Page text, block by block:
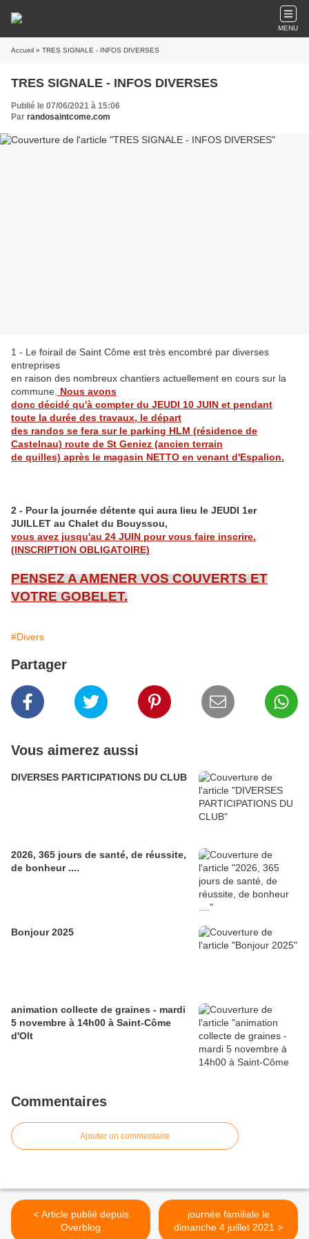
MENU
Accueil » TRES SIGNALE - INFOS DIVERSES
TRES SIGNALE - INFOS DIVERSES
Publié le 07/06/2021 à 15:06
Par randosaintcome.com
1 - Le foirail de Saint Côme est très encombré par diverses
entreprises
en raison des nombreux chantiers actuellement en cours sur la
commune. Nous avons
donc décidé qu'à compter du JEUDI 10 JUIN et pendant
toute la durée des travaux, le départ
des randos se fera sur le parking HLM (résidence de
Castelnau) route de St Geniez (ancien terrain
de quilles) après le magasin NETTO en venant d'Espalion.
2 - Pour la journée détente qui aura lieu le JEUDI 1er
JUILLET au Chalet du Bouyssou,
vous avez jusqu'au 24 JUIN pour vous faire inscrire.
(INSCRIPTION OBLIGATOIRE)
PENSEZ A AMENER VOS COUVERTS ET
VOTRE GOBELET.
#Divers
Partager
Vous aimerez aussi
DIVERSES PARTICIPATIONS DU CLUB
2026, 365 jours de santé, de réussite,
de bonheur ....
Bonjour 2025
animation collecte de graines - mardi
5 novembre à 14h00 à Saint-Côme
d'Olt
Commentaires
Ajouter un commentaire
< Article publié depuis
Overblog
journée familiale le
dimanche 4 juillet 2021 >